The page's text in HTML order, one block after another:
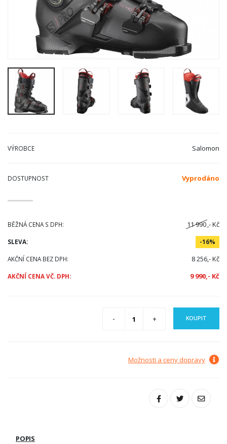
VÝROBCE Salomon
DOSTUPNOST Vyprodáno
BĚŽNÁ CENA S DPH: 11 990,- Kč
SLEVA: -16%
AKČNÍ CENA BEZ DPH: 8 256,- Kč
AKČNÍ CENA VČ. DPH: 9 990,- Kč
KOUPIT
Možnosti a ceny dopravy
POPIS